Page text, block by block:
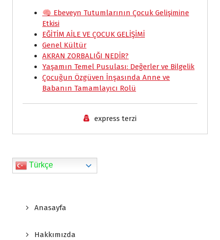
e
b
o
o
k
t
s
A
p
p
i
k
I
n
n
i
e
n
d
y
k
r
🧠 Ebeveyn Tutumlarının Çocuk Gelişimine
Etkisi
EĞİTİM AİLE VE ÇOCUK GELİŞİMİ
Genel Kültür
AKRAN ZORBALIĞI NEDİR?
Yaşamın Temel Pusulası: Değerler ve Bilgelik
Çocuğun Özgüven İnşasında Anne ve
Babanın Tamamlayıcı Rolü
express terzi
Türkçe
Anasayfa
Hakkımızda